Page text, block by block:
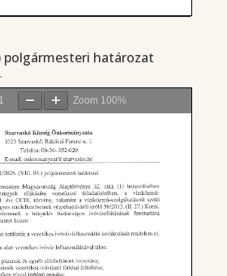
polgármesteri határozat
1 Zoom 100%